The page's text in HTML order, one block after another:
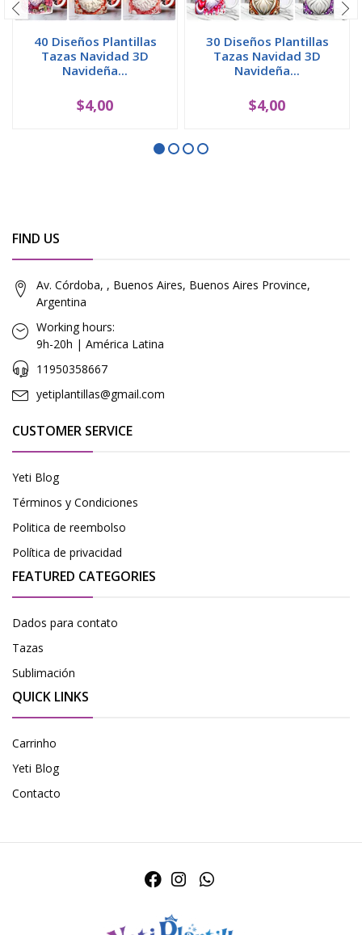
40 Diseños Plantillas
Tazas Navidad 3D
Navideña...
$4,00
30 Diseños Plantillas
Tazas Navidad 3D
Navideña...
$4,00
FIND US
Av. Córdoba, , Buenos Aires, Buenos Aires Province,
Argentina
Working hours:
9h-20h | América Latina
11950358667
yetiplantillas@gmail.com
CUSTOMER SERVICE
Yeti Blog
Términos y Condiciones
Politica de reembolso
Política de privacidad
FEATURED CATEGORIES
Dados para contato
Tazas
Sublimación
QUICK LINKS
Carrinho
Yeti Blog
Contacto